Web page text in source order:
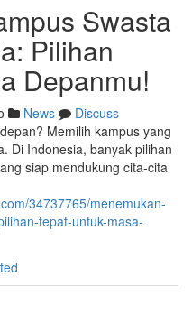
Swasta
Pilihan
Depanmu!
News
Discuss
Memilih kampus yang
Di Indonesia, banyak pilihan
siap mendukung cita-cita
34737765/menemukan-
tepat-untuk-masa-